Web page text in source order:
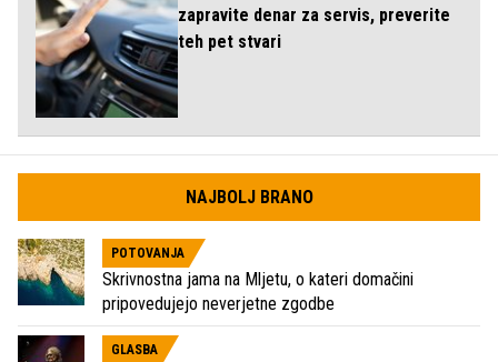
zapravite denar za servis, preverite
teh pet stvari
NAJBOLJ BRANO
POTOVANJA
Skrivnostna jama na Mljetu, o kateri domačini
pripovedujejo neverjetne zgodbe
GLASBA